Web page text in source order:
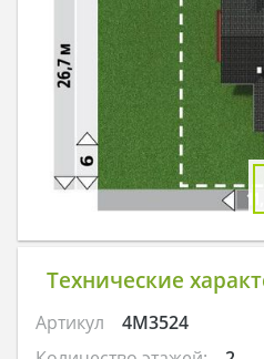
Технические
Артикул
4M3524